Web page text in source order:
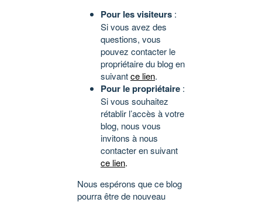
Pour les visiteurs :
Si vous avez des
questions, vous
pouvez contacter le
propriétaire du blog en
suivantce lien.
Pour le propriétaire :
Si vous souhaitez
rétablir l’accès à votre
blog, nous vous
invitons à nous
contacter en suivant
ce lien.
Nous espérons que ce blog
pourra être de nouveau